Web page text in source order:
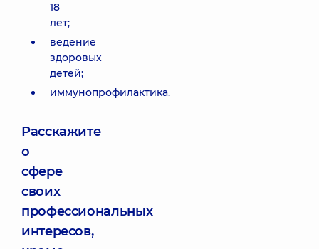
18
лет;
ведение
здоровых
детей;
иммунопрофилактика.
Расскажите
о
сфере
своих
профессиональных
интересов,